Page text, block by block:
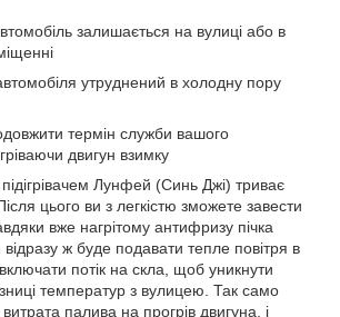
залишається на вулиці або в
утруднений в холодну пору
термін служби вашого
двигун взимку
підігрівачем Лунфей (Синь Джі) триває
цього ви з легкістю зможете завести
вже нагрітому антифризу пічка
ж буде подавати тепле повітря в
потік на скла, щоб уникнути
температур з вулицею. Так само
витрата палива на прогрів двигуна, і